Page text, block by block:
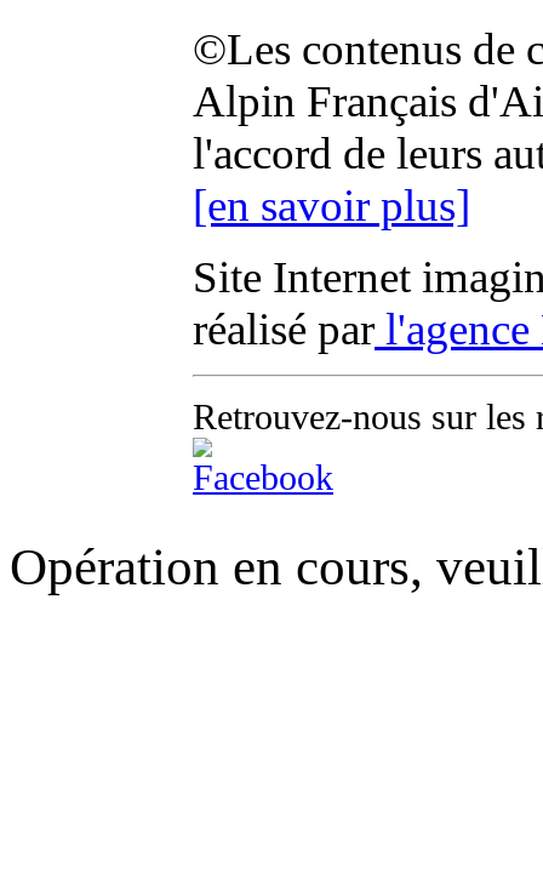
©Les contenus de
Alpin Français
l'accord de leurs
[en savoir plus]
Site Internet
réalisé par
Retrouvez-nous sur les
Opération en cours,